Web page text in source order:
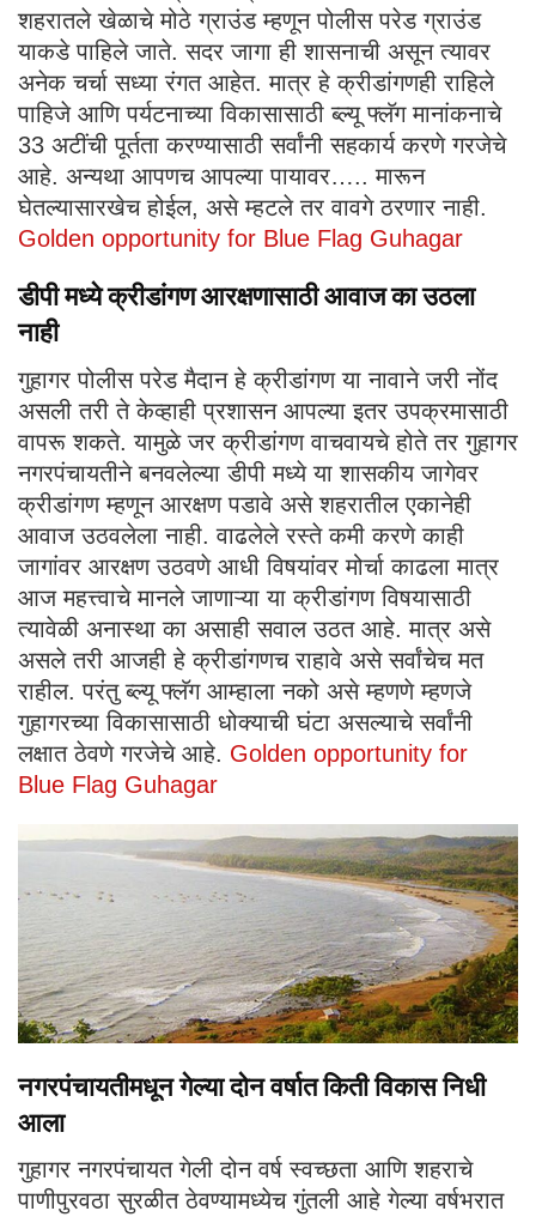
शहरातले खेळाचे मोठे ग्राउंड म्हणून पोलीस परेड ग्राउंड
याकडे पाहिले जाते. सदर जागा ही शासनाची असून त्यावर
अनेक चर्चा सध्या रंगत आहेत. मात्र हे क्रीडांगणही राहिले
पाहिजे आणि पर्यटनाच्या विकासासाठी ब्ल्यू फ्लॅग मानांकनाचे
33 अटींची पूर्तता करण्यासाठी सर्वांनी सहकार्य करणे गरजेचे
आहे. अन्यथा आपणच आपल्या पायावर….. मारून
घेतल्यासारखेच होईल, असे म्हटले तर वावगे ठरणार नाही.
Golden opportunity for Blue Flag Guhagar
डीपी मध्ये क्रीडांगण आरक्षणासाठी आवाज का उठला
नाही
गुहागर पोलीस परेड मैदान हे क्रीडांगण या नावाने जरी नोंद
असली तरी ते केव्हाही प्रशासन आपल्या इतर उपक्रमासाठी
वापरू शकते. यामुळे जर क्रीडांगण वाचवायचे होते तर गुहागर
नगरपंचायतीने बनवलेल्या डीपी मध्ये या शासकीय जागेवर
क्रीडांगण म्हणून आरक्षण पडावे असे शहरातील एकानेही
आवाज उठवलेला नाही. वाढलेले रस्ते कमी करणे काही
जागांवर आरक्षण उठवणे आधी विषयांवर मोर्चा काढला मात्र
आज महत्त्वाचे मानले जाणाऱ्या या क्रीडांगण विषयासाठी
त्यावेळी अनास्था का असाही सवाल उठत आहे. मात्र असे
असले तरी आजही हे क्रीडांगणच राहावे असे सर्वांचेच मत
राहील. परंतु ब्ल्यू फ्लॅग आम्हाला नको असे म्हणणे म्हणजे
गुहागरच्या विकासासाठी धोक्याची घंटा असल्याचे सर्वांनी
लक्षात ठेवणे गरजेचे आहे. Golden opportunity for
Blue Flag Guhagar
नगरपंचायतीमधून गेल्या दोन वर्षात किती विकास निधी
आला
गुहागर नगरपंचायत गेली दोन वर्ष स्वच्छता आणि शहराचे
पाणीपुरवठा सुरळीत ठेवण्यामध्येच गुंतली आहे गेल्या वर्षभरात